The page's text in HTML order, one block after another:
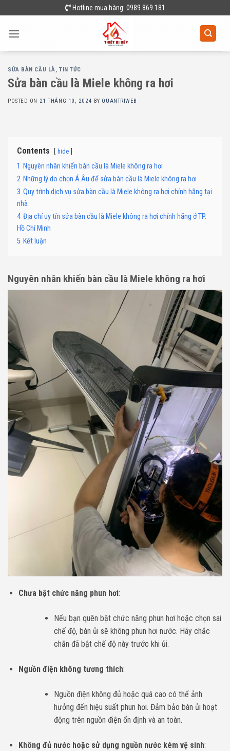
to
content
Hotline mua hàng: 0989.869.181
SỬA BÀN CẦU LÀ, TIN TỨC
Sửa bàn cầu là Miele không ra hơi
POSTED ON 21 THÁNG 10, 2024 BY QUANTRIWEB
Contents hide
1 Nguyên nhân khiến bàn cầu là Miele không ra hơi
2 Những lý do chọn Á Âu để sửa bàn cầu là Miele không ra hơi
3 Quy trình dịch vụ sửa bàn cầu là Miele không ra hơi chính hãng tại
nhà
4 Địa chỉ uy tín sửa bàn cầu là Miele không ra hơi chính hãng ở TP.
Hồ Chí Minh
5 Kết luận
Nguyên nhân khiến bàn cầu là Miele không ra hơi
Chưa bật chức năng phun hơi:
Nếu bạn quên bật chức năng phun hơi hoặc chọn sai
chế độ, bàn ủi sẽ không phun hơi nước. Hãy chắc
chắn đã bật chế độ này trước khi ủi.
Nguồn điện không tương thích:
Nguồn điện không đủ hoặc quá cao có thể ảnh
hưởng đến hiệu suất phun hơi. Đảm bảo bàn ủi hoạt
động trên nguồn điện ổn định và an toàn.
Không đủ nước hoặc sử dụng nguồn nước kém vệ sinh: